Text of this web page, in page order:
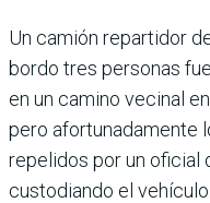
Un camión reparti­dor
bordo tres personas
en un camino vecinal
pero afor­tunadamente
repelidos por un oficial
custodiando el vehículo.